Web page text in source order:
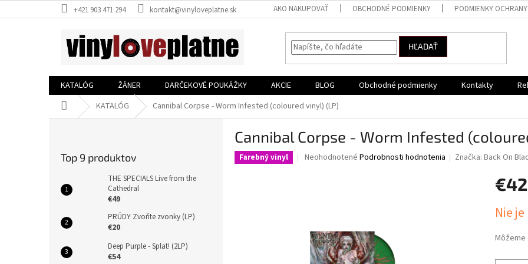
na
+421 903 471 294 kontakt@vinyloveplatne.sk AKO NAKUPOVAŤ OBCHODNÉ PODMIENKY PODMIENKY OCHRANY
HĽADAŤ
KATALÓG ŽÁNER DARČEKOVÉ POUKÁŽKY AKCIE BLOG Obchodné podmienky Kontakty
DomovKATALÓG Cannibal Corpse - Worm Infested (coloured vinyl) (LP)
Top 9 produktov
THE SPECIALS Live from the
Cathedral
€49
PRÚDY Zvoňte zvonky (LP)
€20
Deep Purple - Splat! (2LP)
€54
Cannibal Corpse - Worm Infested
Farebný vinyl
Priemerné
hviezdičiek.
Neohodnotené Podrobnosti hodnotenia Značka:Back On
€42
cena:
Nie